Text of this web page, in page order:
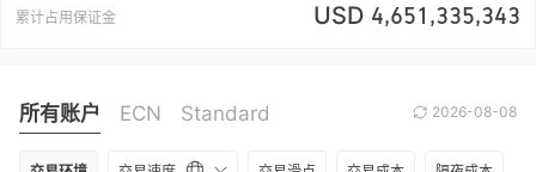
累计占用保证金 USD 4,651,335,343
所有账户 ECN Standard 2026-08-08